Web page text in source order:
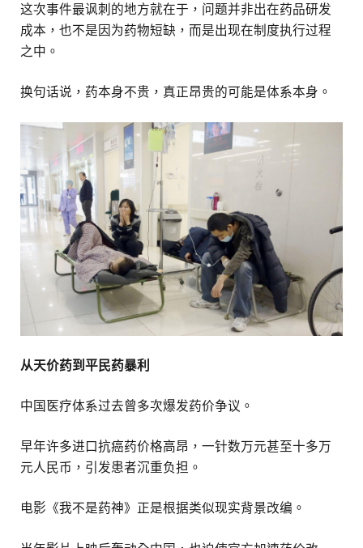
这次事件最讽刺的地方就在于，问题并非出在药品研发
成本，也不是因为药物短缺，而是出现在制度执行过程
之中。
换句话说，药本身不贵，真正昂贵的可能是体系本身。
从天价药到平民药暴利
中国医疗体系过去曾多次爆发药价争议。
早年许多进口抗癌药价格高昂，一针数万元甚至十多万
元人民币，引发患者沉重负担。
电影《我不是药神》正是根据类似现实背景改编。